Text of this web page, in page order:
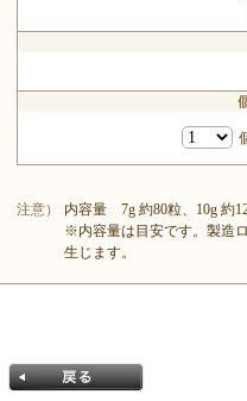
注意）
内容量 7g 約80粒、10g 約
※内容量は目安です。製造
生じます。